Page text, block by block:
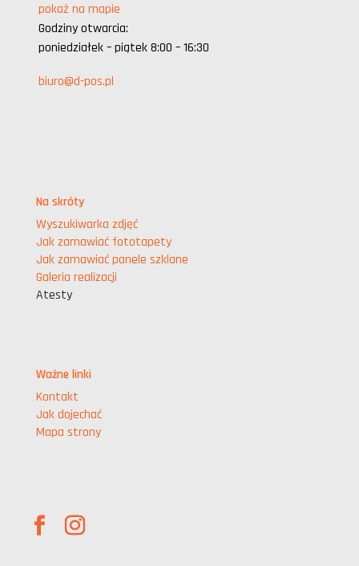
pokaż na mapie
Godziny otwarcia:
poniedziałek – piątek 8:00 – 16:30
biuro@d-pos.pl
Na skróty
Wyszukiwarka zdjęć
Jak zamawiać fototapety
Jak zamawiać panele szklane
Galeria realizacji
Atesty
Ważne linki
Kontakt
Jak dojechać
Mapa strony